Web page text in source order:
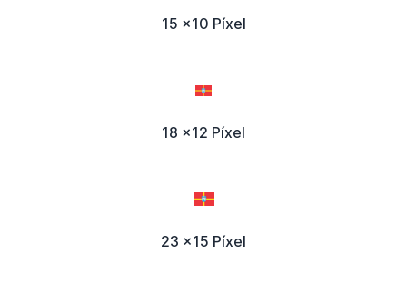
15 x10 Píxel
18 x12 Píxel
23 x15 Píxel